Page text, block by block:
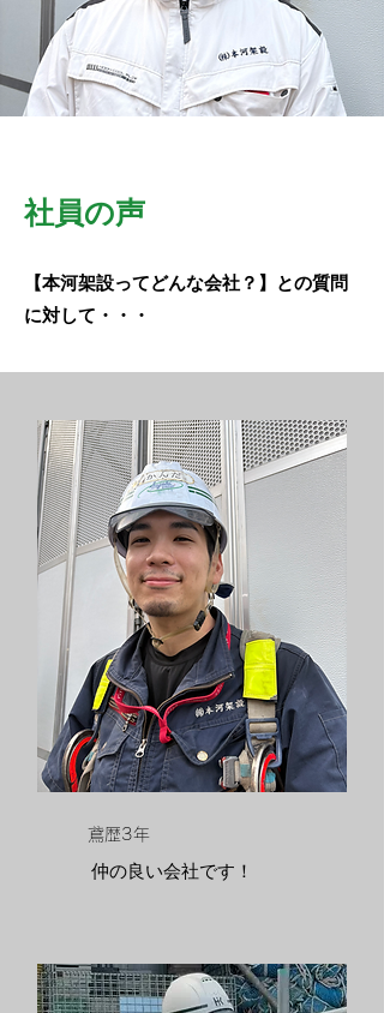
​社員の声
​【本河架設ってどんな会社？】との質問
に対して・・・
​鳶歴3年
仲の良い​会社です！